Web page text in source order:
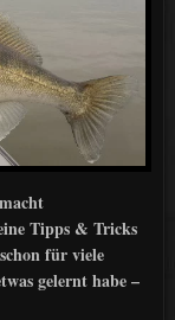
Tipps & Tricks
für viele
gelernt habe –